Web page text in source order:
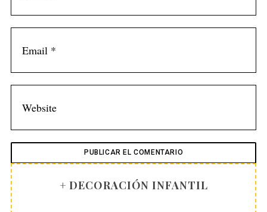
+ DECORACIÓN INFANTIL